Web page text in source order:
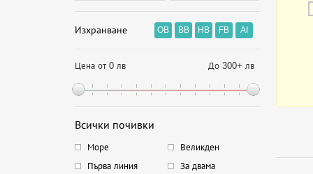
Изхранване OB BB HB FB AI
Цена от 0 лв До 300+ лв
Всички почивки
Море
Великден
Първа линия
За двама